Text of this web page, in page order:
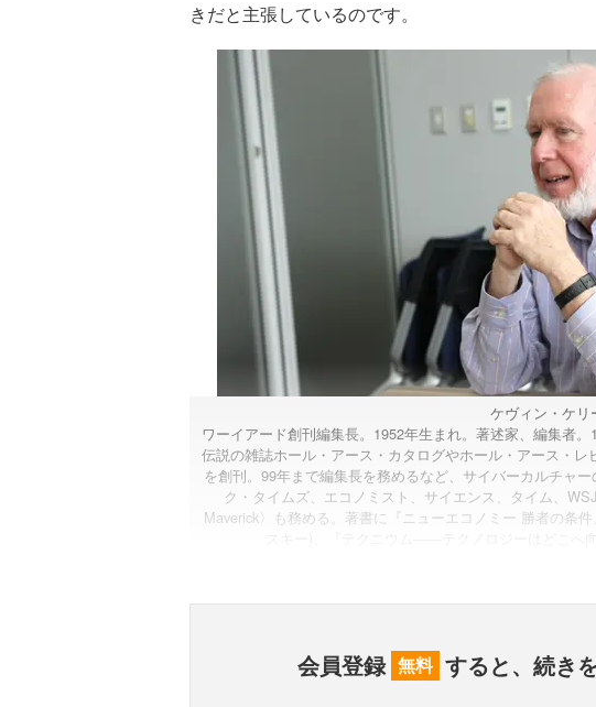
きだと主張しているのです。
ケヴィン・ケリ
ワーイアード創刊編集長。1952年生まれ。著述家、編集者
伝説の雑誌ホール・アース・カタログやホール・アース・
を創刊。99年まで編集長を務めるなど、サイバーカルチャ
ク・タイムズ、エコノミスト、サイエンス、タイム、
Maverick〉も務める。著書に『ニューエコノミー 勝者の条
会員登録 無料 すると、続き